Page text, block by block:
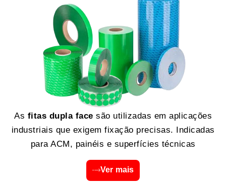
As fitas dupla face são utilizadas em aplicações
industriais que exigem fixação precisas. Indicadas
para ACM, painéis e superfícies técnicas
Ver mais